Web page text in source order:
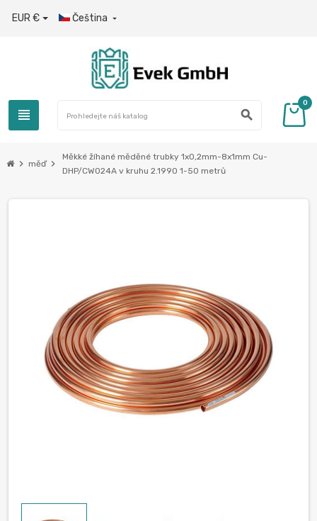
EUR € Čeština 
view_headline search
0
chevron_right měď chevron_right
Měkké žíhané měděné trubky 1х0,2mm-8х1mm Cu-
DHP/CW024A v kruhu 2.1990 1-50 metrů